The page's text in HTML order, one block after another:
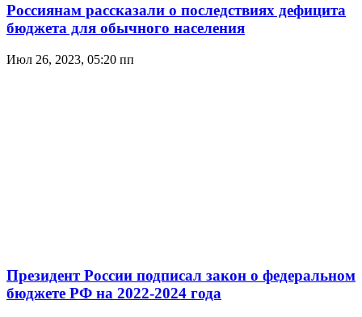
Россиянам рассказали о последствиях дефицита
бюджета для обычного населения
Июл 26, 2023, 05:20 пп
Президент России подписал закон о федеральном
бюджете РФ на 2022-2024 года